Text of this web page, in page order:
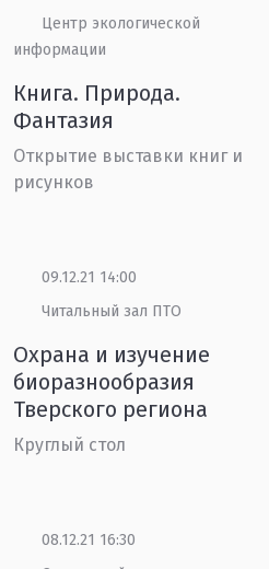
Центр экологической
информации
Книга. Природа.
Фантазия
Открытие выставки книг и
рисунков
09.12.21 14:00
Читальный зал ПТО
Охрана и изучение
биоразнообразия
Тверского региона
Круглый стол
08.12.21 16:30